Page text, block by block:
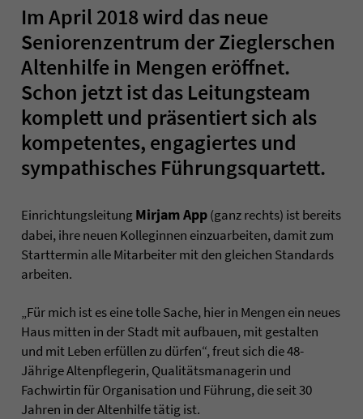
Im April 2018 wird das neue
Seniorenzentrum der Zieglerschen
Altenhilfe in Mengen eröffnet.
Schon jetzt ist das Leitungsteam
komplett und präsentiert sich als
kompetentes, engagiertes und
sympathisches Führungsquartett.
EinrichtungsleitungMirjam App(ganz rechts) ist bereits
dabei, ihre neuen Kolleginnen einzuarbeiten, damit zum
Starttermin alle Mitarbeiter mit den gleichen Standards
arbeiten.
„Für mich ist es eine tolle Sache, hier in Mengen ein neues
Haus mitten in der Stadt mit aufbauen, mit gestalten
und mit Leben erfüllen zu dürfen“, freut sich die 48-
Jährige Altenpflegerin, Qualitätsmanagerin und
Fachwirtin für Organisation und Führung, die seit 30
Jahren in der Altenhilfe tätig ist.